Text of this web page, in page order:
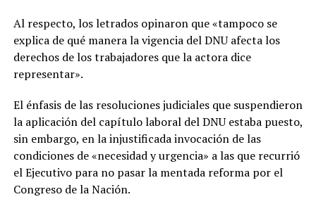
Al respecto, los letrados opinaron que «tampoco se
explica de qué manera la vigencia del DNU afecta los
derechos de los trabajadores que la actora dice
representar».
El énfasis de las resoluciones judiciales que suspendieron
la aplicación del capítulo laboral del DNU estaba puesto,
sin embargo, en la injustificada invocación de las
condiciones de «necesidad y urgencia» a las que recurrió
el Ejecutivo para no pasar la mentada reforma por el
Congreso de la Nación.